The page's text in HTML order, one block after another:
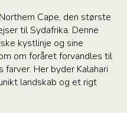
Cape, den største
til Sydafrika. Denne
kystlinje og sine
om foråret forvandles til
Her byder Kalahari
landskab og et rigt